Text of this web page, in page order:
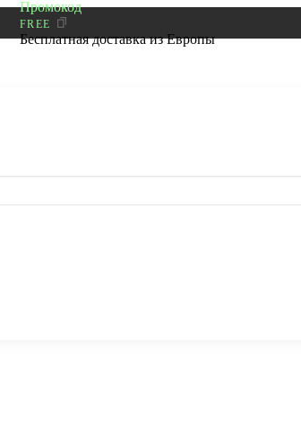
Промокод
FREE
Бесплатная доставка из Европы